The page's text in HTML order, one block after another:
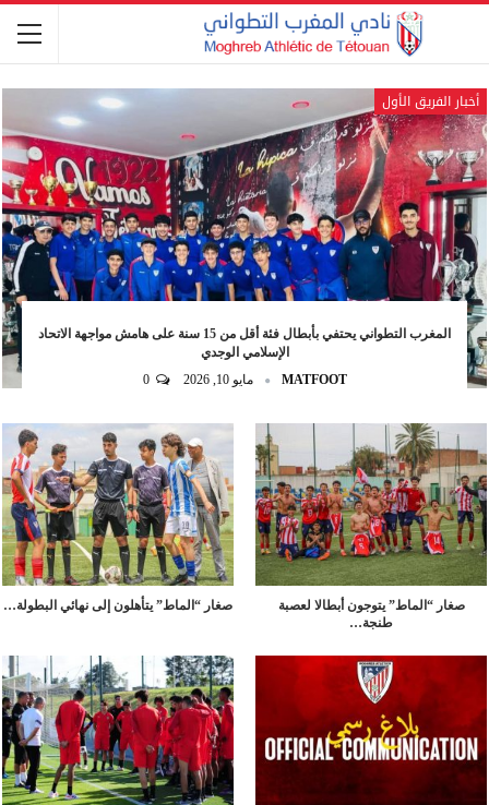
أخبار الفريق الأول
المغرب التطواني يحتفي بأبطال فئة أقل من 15 سنة على هامش مواجهة الاتحاد
الإسلامي الوجدي
MATFOOT
مايو 10, 2026 0
صغار “الماط” يتوجون أبطالا لعصبة
طنجة…
صغار “الماط” يتأهلون إلى نهائي البطولة…